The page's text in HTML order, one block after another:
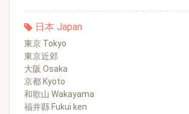
日本 Japan
東京 Tokyo
東京近郊
大阪 Osaka
京都 Kyoto
和歌山 Wakayama
福井縣 Fukui ken